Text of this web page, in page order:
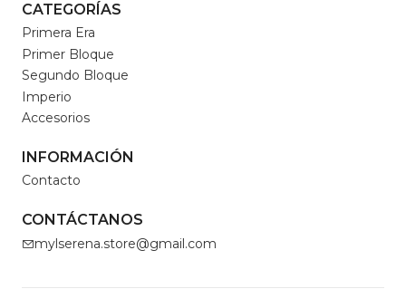
CATEGORÍAS
Primera Era
Primer Bloque
Segundo Bloque
Imperio
Accesorios
INFORMACIÓN
Contacto
CONTÁCTANOS
mylserena.store@gmail.com